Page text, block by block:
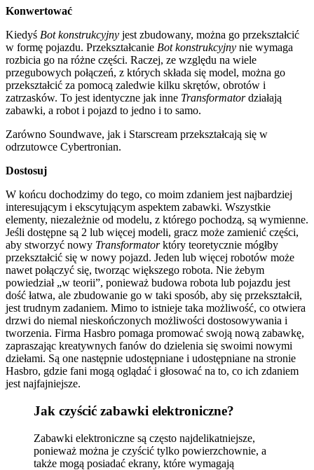
Konwertować
Kiedyś Bot konstrukcyjny jest zbudowany, można go przekształcić
w formę pojazdu. Przekształcanie Bot konstrukcyjny nie wymaga
rozbicia go na różne części. Raczej, ze względu na wiele
przegubowych połączeń, z których składa się model, można go
przekształcić za pomocą zaledwie kilku skrętów, obrotów i
zatrzasków. To jest identyczne jak inne Transformatordziałają
zabawki, a robot i pojazd to jedno i to samo.
Zarówno Soundwave, jak i Starscream przekształcają się w
odrzutowce Cybertronian.
Dostosuj
W końcu dochodzimy do tego, co moim zdaniem jest najbardziej
interesującym i ekscytującym aspektem zabawki. Wszystkie
elementy, niezależnie od modelu, z którego pochodzą, są wymienne.
Jeśli dostępne są 2 lub więcej modeli, gracz może zamienić części,
aby stworzyć nowy Transformatorktóry teoretycznie mógłby
przekształcić się w nowy pojazd. Jeden lub więcej robotów może
nawet połączyć się, tworząc większego robota. Nie żebym
powiedział „w teorii”, ponieważ budowa robota lub pojazdu jest
dość łatwa, ale zbudowanie go w taki sposób, aby się przekształcił,
jest trudnym zadaniem. Mimo to istnieje taka możliwość, co otwiera
drzwi do niemal nieskończonych możliwości dostosowywania i
tworzenia. Firma Hasbro pomaga promować swoją nową zabawkę,
zapraszając kreatywnych fanów do dzielenia się swoimi nowymi
dziełami. Są one następnie udostępniane i udostępniane na stronie
Hasbro, gdzie fani mogą oglądać i głosować na to, co ich zdaniem
jest najfajniejsze.
Jak czyścić zabawki elektroniczne?
Zabawki elektroniczne są często najdelikatniejsze,
ponieważ można je czyścić tylko powierzchownie, a
także mogą posiadać ekrany, które wymagają